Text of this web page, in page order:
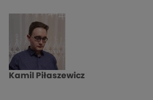
Kamil Piłaszewicz